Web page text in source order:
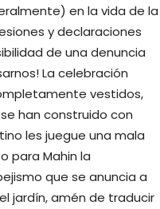
en la vida de la
y declaraciones
de una denuncia
La celebración
vestidos,
han construido con
les juegue una mala
para Mahin la
que se anuncia a
jardín, amén de traducir